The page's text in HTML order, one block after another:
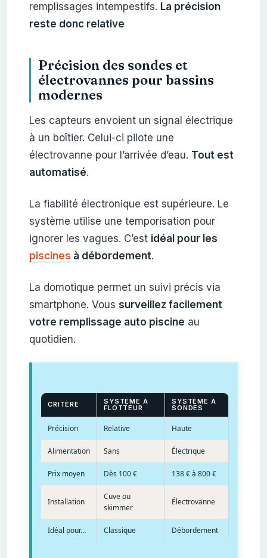
remplissages intempestifs. La précision
reste donc relative
Précision des sondes et
électrovannes pour bassins
modernes
Les capteurs envoient un signal électrique
à un boîtier. Celui-ci pilote une
électrovanne pour l’arrivée d’eau. Tout est
automatisé.
La fiabilité électronique est supérieure. Le
système utilise une temporisation pour
ignorer les vagues. C’est idéal pour les
piscines à débordement.
La domotique permet un suivi précis via
smartphone. Vous surveillez facilement
votre remplissage auto piscine au
quotidien.
CRITÈRE SYSTÈME À
FLOTTEUR
SYSTÈME À
SONDES
Précision Relative Haute
Alimentation Sans Électrique
Prix moyen Dès 100 € 138 € à 800 €
Installation
Cuve ou
skimmer
Électrovanne
Idéal pour… Classique Débordement